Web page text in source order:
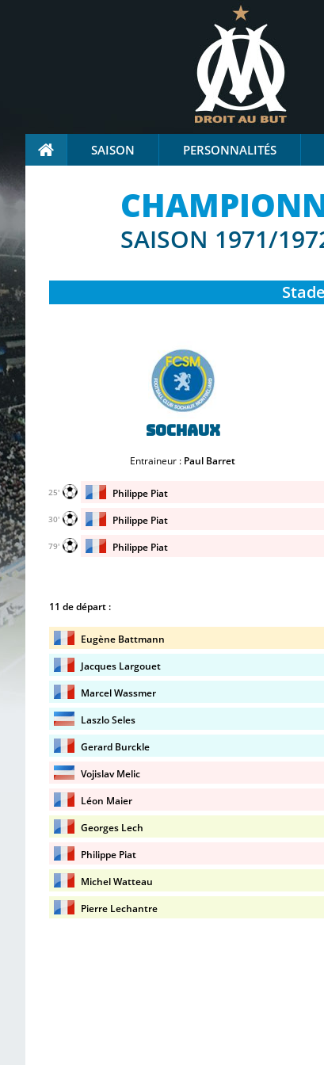
SAISON PERSONNALITÉS
SAISON 1971/
Stade
Sochaux
Entraineur : Paul Barret
Philippe Piat
25'
Philippe Piat
30'
Philippe Piat
79'
11 de départ :
Eugène Battmann
Jacques Largouet
Marcel Wassmer
Laszlo Seles
Gerard Burckle
Vojislav Melic
Léon Maier
Georges Lech
Philippe Piat
Michel Watteau
Pierre Lechantre